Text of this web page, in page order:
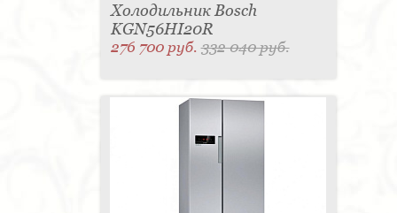
Холодильник Bosch
KGN56HI20R
276 700 руб.332 040 руб.